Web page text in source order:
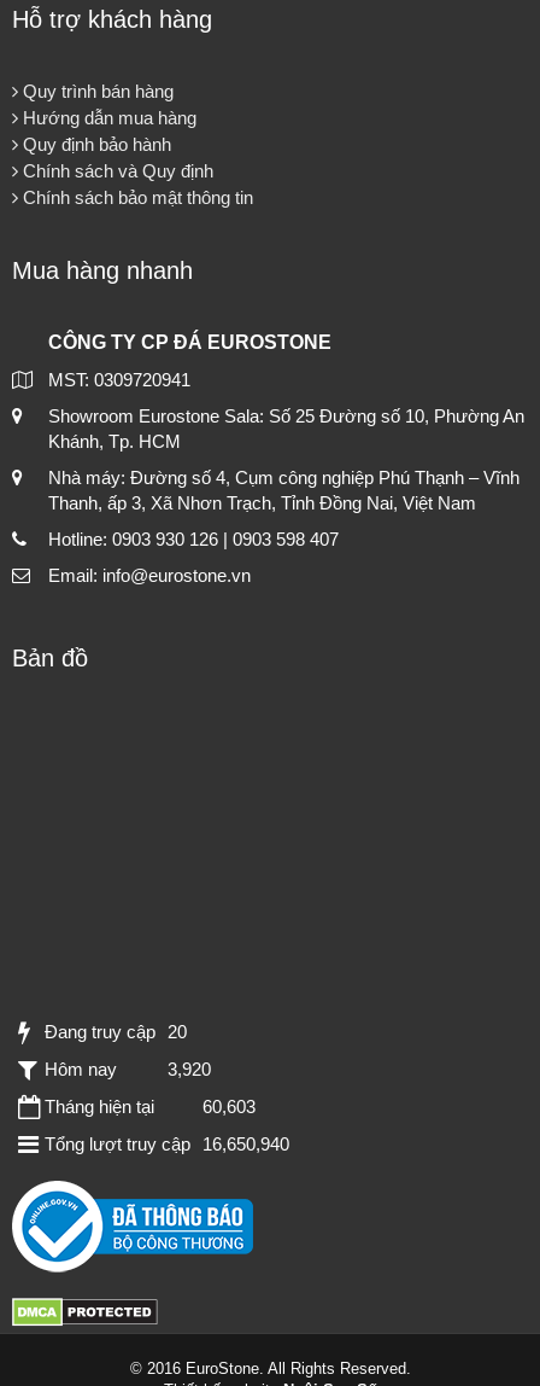
Hỗ trợ khách hàng
Quy trình bán hàng
Hướng dẫn mua hàng
Quy định bảo hành
Chính sách và Quy định
Chính sách bảo mật thông tin
Mua hàng nhanh
CÔNG TY CP ĐÁ EUROSTONE
MST: 0309720941
Showroom Eurostone Sala: Số 25 Đường số 10, Phường An
Khánh, Tp. HCM
Nhà máy: Đường số 4, Cụm công nghiệp Phú Thạnh – Vĩnh
Thanh, ấp 3, Xã Nhơn Trạch, Tỉnh Đồng Nai, Việt Nam
Hotline: 0903 930 126 | 0903 598 407
Email: info@eurostone.vn
Bản đồ
Đang truy cập
20
Hôm nay
3,920
Tháng hiện tại
60,603
Tổng lượt truy cập
16,650,940
© 2016 EuroStone. All Rights Reserved.